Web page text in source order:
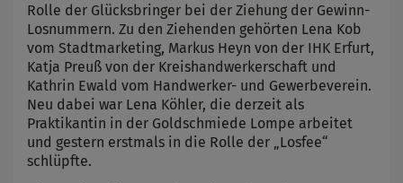
Rolle der Glücksbringer bei der Ziehung der Gewinn-
Losnummern. Zu den Ziehenden gehörten Lena Kob
vom Stadtmarketing, Markus Heyn von der IHK Erfurt,
Katja Preuß von der Kreishandwerkerschaft und
Kathrin Ewald vom Handwerker- und Gewerbeverein.
Neu dabei war Lena Köhler, die derzeit als
Praktikantin in der Goldschmiede Lompe arbeitet
und gestern erstmals in die Rolle der „Losfee“
schlüpfte.